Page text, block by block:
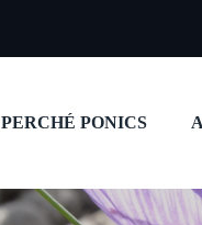
PERCHÉ PONICS